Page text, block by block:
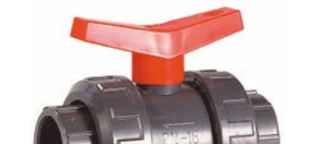
de
prix :
8,50 €
à
129,00 €
produit
plusieurs
Les
options
peuvent
être